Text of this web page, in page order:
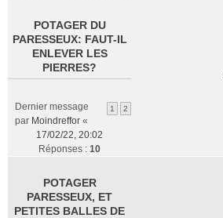
POTAGER DU
PARESSEUX: FAUT-IL
ENLEVER LES
PIERRES?
1 2
Dernier message
par Moindreffor «
17/02/22, 20:02
Réponses : 10
POTAGER
PARESSEUX, ET
PETITES BALLES DE